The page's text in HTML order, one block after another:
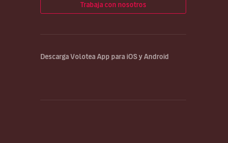
Trabaja con nosotros
Descarga Volotea App para iOS y Android